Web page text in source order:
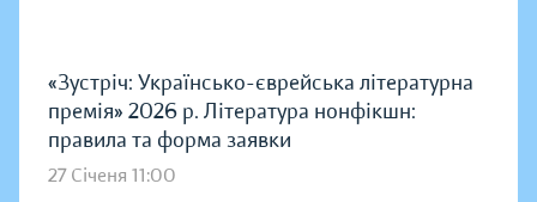
«Зустріч: Українсько-єврейська літературна
премія» 2026 р. Література нонфікшн:
правила та форма заявки
27 Січеня 11:00